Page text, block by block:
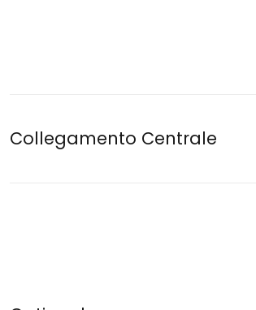
Collegamento Centrale